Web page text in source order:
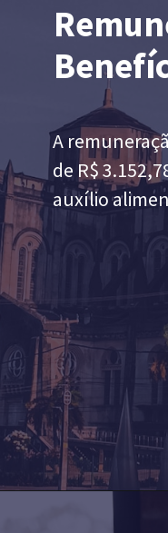
A
de R$
auxílio